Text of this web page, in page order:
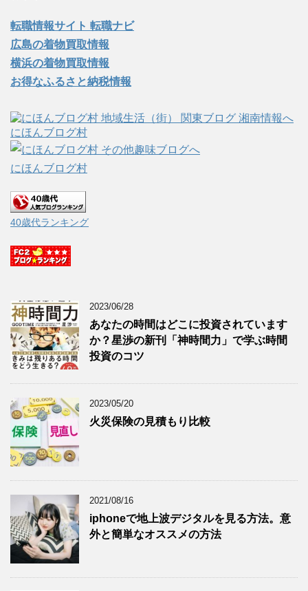
転職情報サイト 転職ナビ
広島の着物買取情報
横浜の着物買取情報
お得なふるさと納税情報
にほんブログ村
にほんブログ村
40歳代ランキング
2023/06/28
あなたの時間はどこに投資されています
か？星渉の新刊「神時間力」で学ぶ時間
投資のコツ
2023/05/20
火災保険の見積もり比較
2021/08/16
iphoneで地上波デジタルを見る方法。意
外と簡単なオススメの方法